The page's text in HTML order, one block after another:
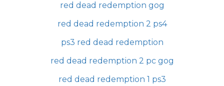
red dead redemption gog
red dead redemption 2 ps4
ps3 red dead redemption
red dead redemption 2 pc gog
red dead redemption 1 ps3